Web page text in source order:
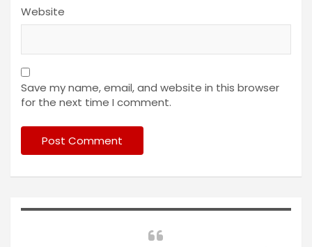
Website
Save my name, email, and website in this browser
for the next time I comment.